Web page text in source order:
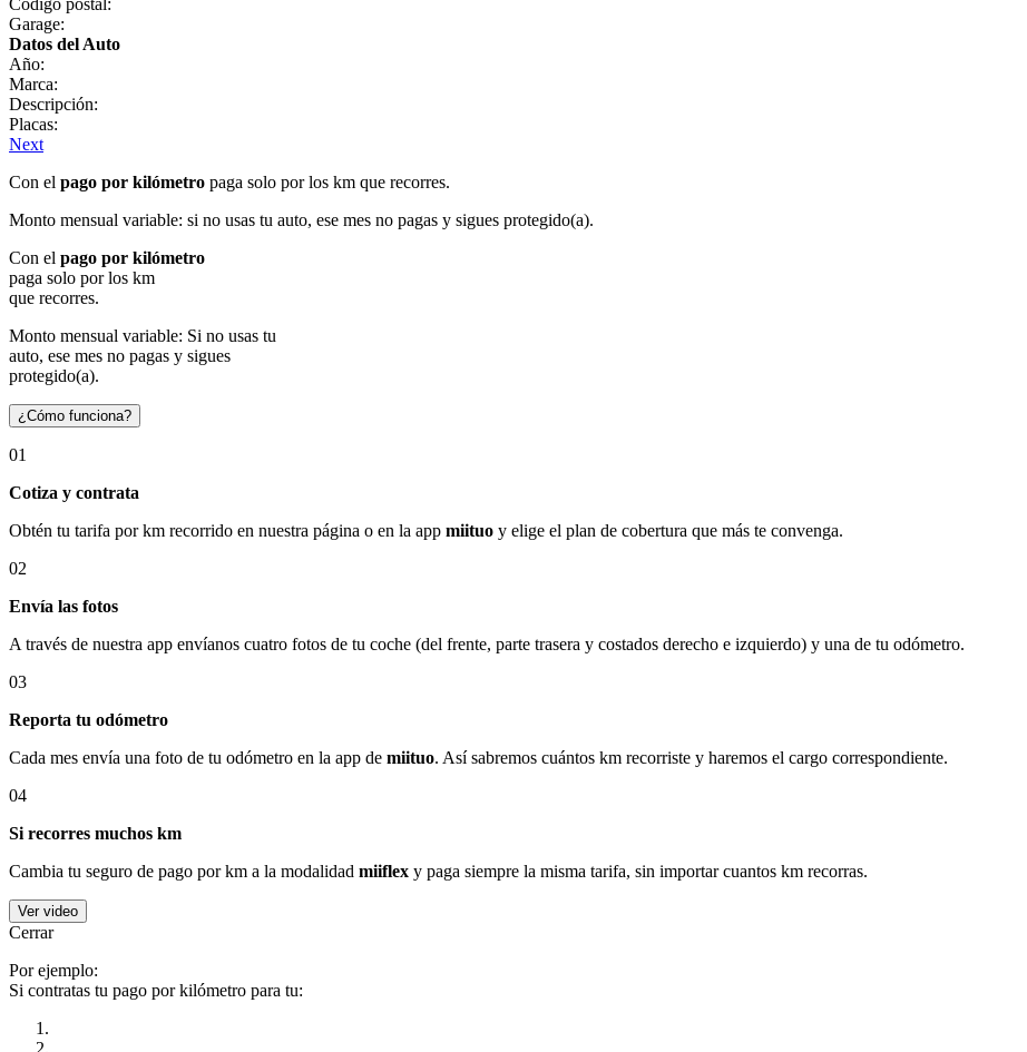
Garage:
Datos del Auto
Año:
Marca:
Descripción:
Placas:
Next
Con el pago por kilómetro paga solo por los km que recorres.
Monto mensual variable: si no usas tu auto, ese mes no pagas y sigues protegido(a).
Con el pago por kilómetro
paga solo por los km
que recorres.
Monto mensual variable: Si no usas tu
auto, ese mes no pagas y sigues
protegido(a).
¿Cómo funciona?
01
Cotiza y contrata
Obtén tu tarifa por km recorrido en nuestra página o en la app miituo y elige el plan de cobertura que más te convenga.
02
Envía las fotos
A través de nuestra app envíanos cuatro fotos de tu coche (del frente, parte trasera y costados derecho e izquierdo) y una de tu odómetro.
03
Reporta tu odómetro
Cada mes envía una foto de tu odómetro en la app de miituo. Así sabremos cuántos km recorriste y haremos el cargo correspondiente.
04
Si recorres muchos km
Cambia tu seguro de pago por km a la modalidad miiflex y paga siempre la misma tarifa, sin importar cuantos km recorras.
Ver video
Cerrar
Por ejemplo:
Si contratas tu pago por kilómetro para tu: